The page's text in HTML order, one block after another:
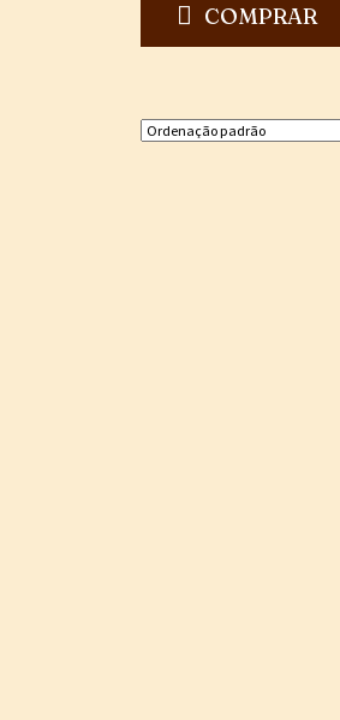
COMPRAR